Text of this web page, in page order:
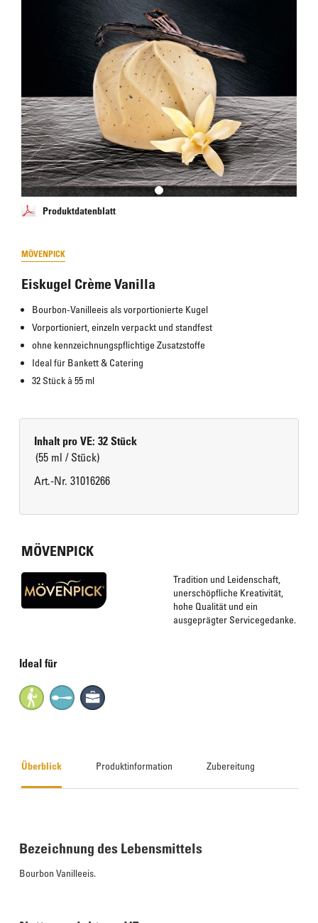
Produktdatenblatt
MÖVENPICK
Eiskugel Crème Vanilla
Bourbon-Vanilleeis als vorportionierte Kugel
Vorportioniert, einzeln verpackt und standfest
ohne kennzeichnungspflichtige Zusatzstoffe
Ideal für Bankett & Catering
32 Stück à 55 ml
Inhalt pro VE: 32 Stück
(55 ml / Stück)
Art.-Nr. 31016266
MÖVENPICK
Tradition und Leidenschaft,
unerschöpfliche Kreativität,
hohe Qualität und ein
ausgeprägter Servicegedanke.
Ideal für
Überblick Produktinformation Zubereitung
Bezeichnung des Lebensmittels
Bourbon Vanilleeis.